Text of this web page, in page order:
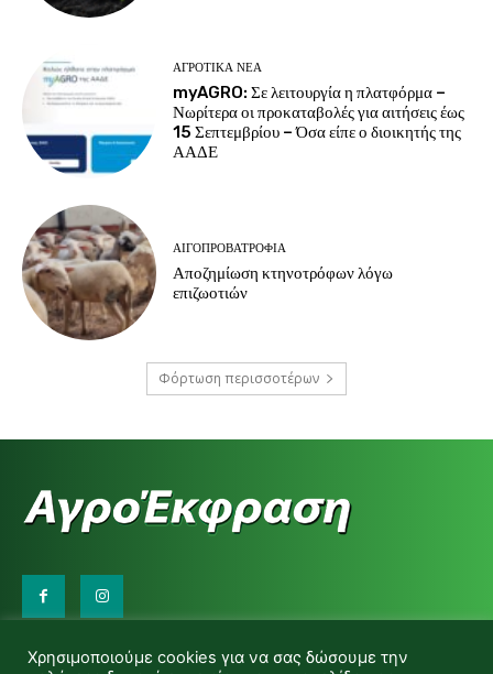
ΑΓΡΟΤΙΚΆ ΝΈΑ
myAGRO: Σε λειτουργία η πλατφόρμα –
Νωρίτερα οι προκαταβολές για αιτήσεις έως
15 Σεπτεμβρίου – Όσα είπε ο διοικητής της
ΑΑΔΕ
ΑΙΓΟΠΡΟΒΑΤΡΟΦΊΑ
Αποζημίωση κτηνοτρόφων λόγω
επιζωοτιών
Φόρτωση περισσοτέρων
d.makas@yahoo.gr
Χρησιμοποιούμε cookies για να σας δώσουμε την